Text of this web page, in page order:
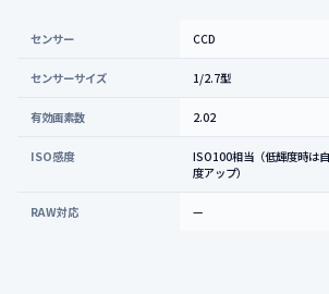
センサー CCD
センサーサイズ 1/2.7型
有効画素数 2.02
ISO感度
ISO100相当（低輝度時は
度アップ）
RAW対応 —